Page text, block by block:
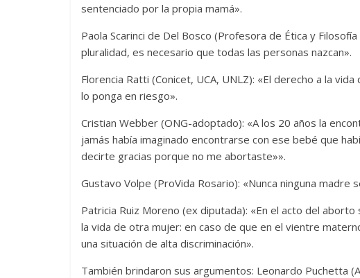
sentenciado por la propia mamá».
Paola Scarinci de Del Bosco (Profesora de Ética y
pluralidad, es necesario que todas las personas nazcan».
Florencia Ratti (Conicet, UCA, UNLZ): «El derecho a la
lo ponga en riesgo».
Cristian Webber (ONG-adoptado): «A los 20 años la
jamás había imaginado encontrarse con ese bebé que
decirte gracias porque no me abortaste»».
Gustavo Volpe (ProVida Rosario): «Nunca ninguna madre
Patricia Ruiz Moreno (ex diputada): «En el acto del
la vida de otra mujer: en caso de que en el vientre
una situación de alta discriminación».
También brindaron sus argumentos: Leonardo Puchetta